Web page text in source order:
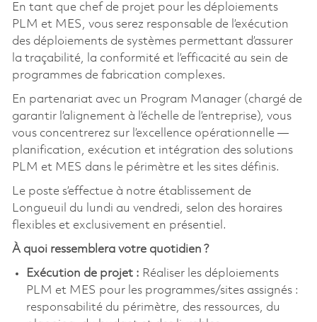
En tant que chef de projet pour les déploiements
PLM et MES, vous serez responsable de l’exécution
des déploiements de systèmes permettant d’assurer
la traçabilité, la conformité et l’efficacité au sein de
programmes de fabrication complexes.
En partenariat avec un Program Manager (chargé de
garantir l’alignement à l’échelle de l’entreprise), vous
vous concentrerez sur l’excellence opérationnelle —
planification, exécution et intégration des solutions
PLM et MES dans le périmètre et les sites définis.
Le poste s’effectue à notre établissement de
Longueuil du lundi au vendredi, selon des horaires
flexibles et exclusivement en présentiel.
À quoi ressemblera votre quotidien ?
Exécution de projet : Réaliser les déploiements
PLM et MES pour les programmes/sites assignés :
responsabilité du périmètre, des ressources, du